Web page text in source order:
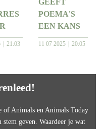
21:03
GEEFT
POEMA'S
EEN KANS
11 07 2025 20:05
of Animals en Animals Today
geven. Waardeer je wat